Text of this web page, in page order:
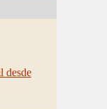
desde